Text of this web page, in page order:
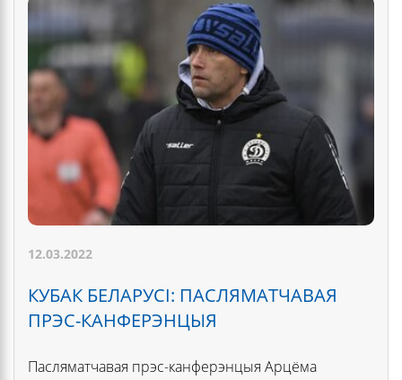
12.03.2022
КУБАК БЕЛАРУСІ: ПАСЛЯМАТЧАВАЯ
ПРЭС-КАНФЕРЭНЦЫЯ
Пасляматчавая прэс-канферэнцыя Арцёма